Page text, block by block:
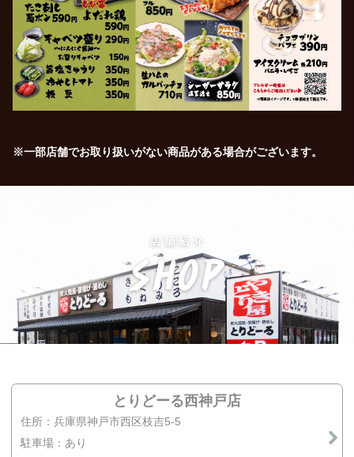
※一部店舗でお取り扱いがない商品がある場合がございます。
とりどーる西神戸店
住所：兵庫県神戸市西区枝吉5-5
駐車場：あり